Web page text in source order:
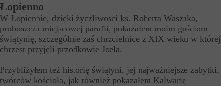
Łopienno
W Łopiennie, dzięki życzliwości ks. Roberta Waszaka,
proboszcza miejscowej parafii, pokazałem moim gościom
świątynię, szczególnie zaś chrzcielnice z XIX wieku w której
chrzest przyjęli przodkowie Joela.
Przybliżyłem też historię świątyni, jej najważniejsze zabytki,
twórców kościoła, jak również pokazałem Kalwarię